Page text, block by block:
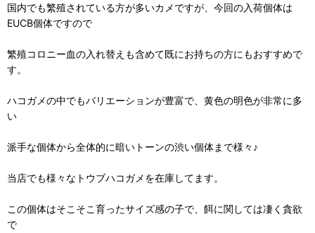
国内でも繁殖されている方が多いカメですが、今回の入荷個体は
EUCB個体ですので
繁殖コロニー血の入れ替えも含めて既にお持ちの方にもおすすめで
す。
ハコガメの中でもバリエーションが豊富で、黄色の明色が非常に多
い
派手な個体から全体的に暗いトーンの渋い個体まで様々♪
当店でも様々なトウブハコガメを在庫してます。
この個体はそこそこ育ったサイズ感の子で、餌に関しては凄く貪欲
で